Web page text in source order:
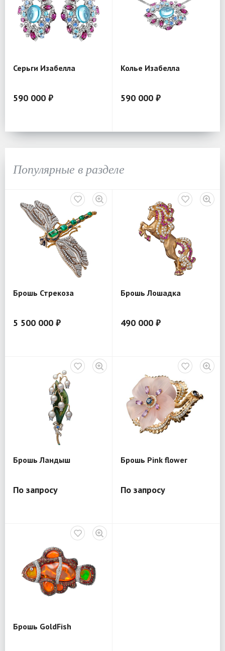
Серьги Изабелла
590 000 ₽
Колье Изабелла
590 000 ₽
Популярные в разделе
Брошь Стрекоза
5 500 000 ₽
Брошь Лошадка
490 000 ₽
Брошь Ландыш
По запросу
Брошь Pink flower
По запросу
Брошь GoldFish